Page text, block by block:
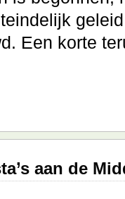
Een korte
aan de